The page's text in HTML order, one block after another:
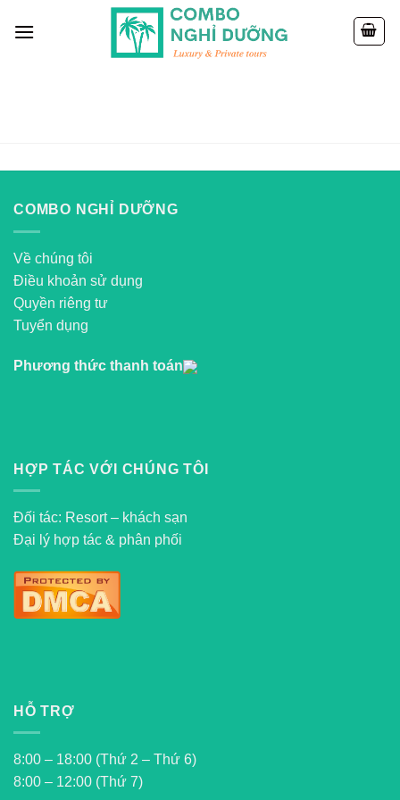
COMBO NGHỈ DƯỠNG
Về chúng tôi
Điều khoản sử dụng
Quyền riêng tư
Tuyển dụng
Phương thức thanh toán
HỢP TÁC VỚI CHÚNG TÔI
Đối tác: Resort – khách sạn
Đại lý hợp tác & phân phối
HỖ TRỢ
8:00 – 18:00 (Thứ 2 – Thứ 6)
8:00 – 12:00 (Thứ 7)